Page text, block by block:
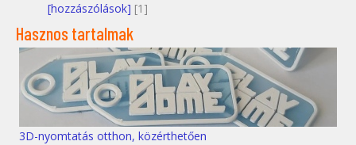
[hozzászólások] [1]
Hasznos tartalmak
3D-nyomtatás otthon, közérthetően